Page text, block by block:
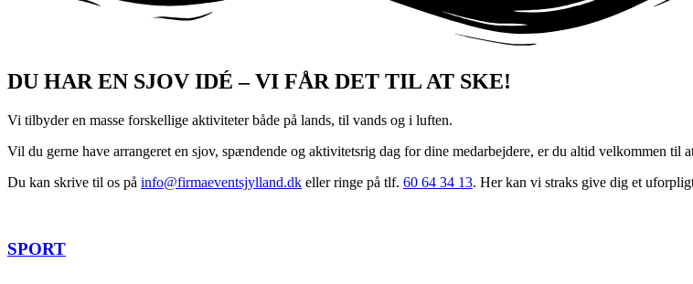
DU HAR EN SJOV IDÉ – VI FÅR DET TIL AT SKE!
Vi tilbyder en masse forskellige aktiviteter både på lands, til vands og i luften.
Vil du gerne have arrangeret en sjov, spændende og aktivitetsrig dag for dine medarbejdere, er du altid velkommen til
Du kan skrive til os på info@firmaeventsjylland.dk eller ringe på tlf. 60 64 34 13. Her kan vi straks give dig et
SPORT